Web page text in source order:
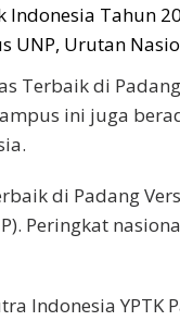
Tahun
UNP, Urutan
Terbaik di
ini juga
di Padang
Peringkat
Indonesia YPTK